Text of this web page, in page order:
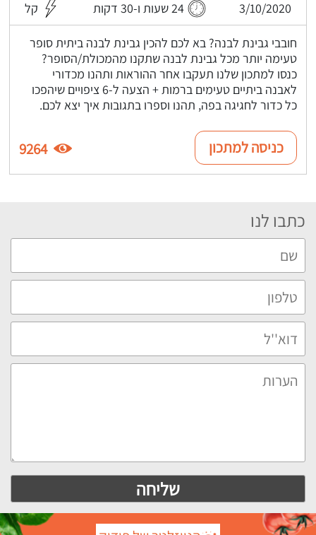
3/10/2020 24 שעות ו-30 דקות קל
חובבי גבינת לבנה? בא לכם להכין גבינת לבנה ביתית סופר
טעימה יותר מכל גבינת לבנה שתקנו מהמכולת/הסופר?
כנסו למתכון שלנו תעקבו אחר ההוראות ותהנו מכדורי
לאבנה ביתיים טעימים ברמות + הצעה ל-6 ציפויים שיהפכו
כל כדור לחגיגה בפה, תהנו וספרו בתגובות איך יצא לכם.
כניסה למתכון 9264
כתבו לנו